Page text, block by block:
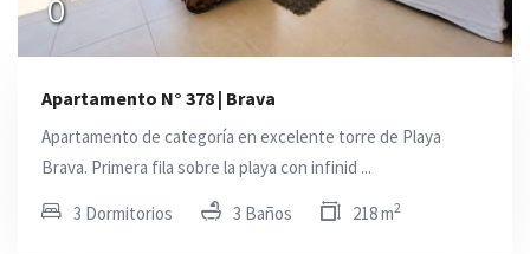
0
Apartamento N° 378 | Brava
Apartamento de categoría en excelente torre de Playa
Brava. Primera fila sobre la playa con infinid ...
3 Dormitorios 3 Baños 218 m2